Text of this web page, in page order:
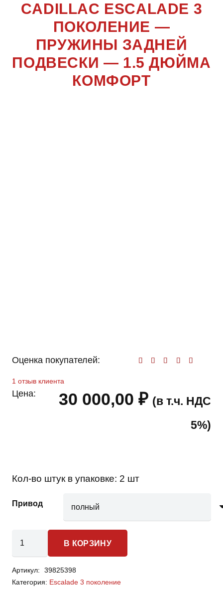
CADILLAC ESCALADE 3
ПОКОЛЕНИЕ —
ПРУЖИНЫ ЗАДНЕЙ
ПОДВЕСКИ — 1.5 ДЮЙМА
КОМФОРТ
Оценка покупателей:
1 отзыв клиента
Цена: 30 000,00 ₽ (в т.ч. НДС
5%)
Кол-во штук в упаковке: 2 шт
Привод
товара
Escalade
3
В КОРЗИНУ
Артикул:
39825398
Категория: Escalade 3 поколение